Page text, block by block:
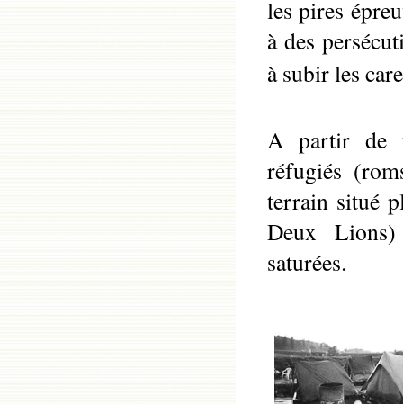
les pires
à des
à subir les
A partir de
réfugiés
terrain situé
Deux
saturées.